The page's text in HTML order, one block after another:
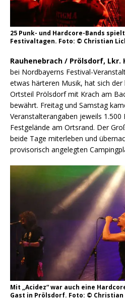
25 Punk- und Hardcore-Bands
Festivaltagen. Foto: © Christian
Rauhenebrach / Prölsdorf, Lkr.
bei Nordbayerns Festival-
etwas härteren Musik, hat sich der
Ortsteil Prölsdorf mit Krach am
bewährt. Freitag und Samstag
Veranstalterangaben jeweils 1.500
Festgelände am Ortsrand. Der
beide Tage miterleben und
provisorisch angelegten
Mit „Acidez“ war auch eine
Gast in Prölsdorf. Foto: © Christian